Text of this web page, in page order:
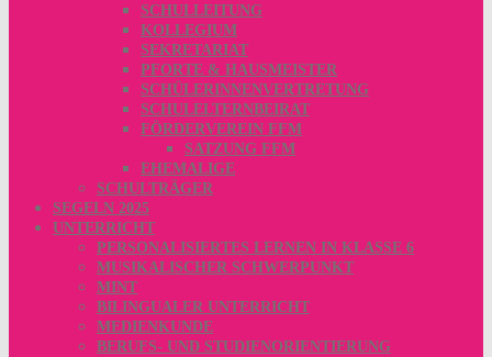
SCHULLEITUNG
KOLLEGIUM
SEKRETARIAT
PFORTE & HAUSMEISTER
SCHÜLERINNENVERTRETUNG
SCHULELTERNBEIRAT
FÖRDERVEREIN FFM
SATZUNG FFM
EHEMALIGE
SCHULTRÄGER
SEGELN 2025
UNTERRICHT
PERSONALISIERTES LERNEN IN KLASSE 6
MUSIKALISCHER SCHWERPUNKT
MINT
BILINGUALER UNTERRICHT
MEDIENKUNDE
BERUFS- UND STUDIENORIENTIERUNG